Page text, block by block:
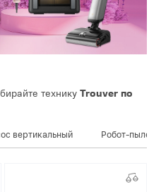
технику Trouver по
вертикальный Робот-